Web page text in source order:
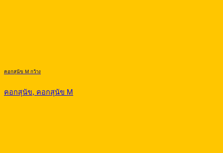
คอกสุนัข M กว้าง
คอกสุนัข, คอกสุนัข M